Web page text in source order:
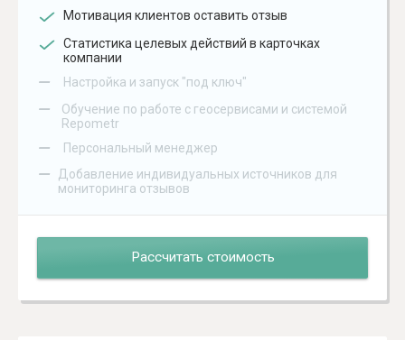
Мотивация клиентов оставить отзыв
Статистика целевых действий в карточках
компании
– Настройка и запуск "под ключ"
–
Обучение по работе с геосервисами и системой
Repometr
– Персональный менеджер
–
Добавление индивидуальных источников для
мониторинга отзывов
Рассчитать стоимость